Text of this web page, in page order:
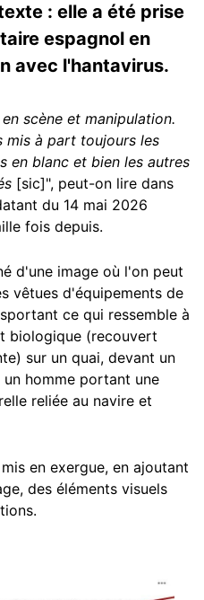
: elle a été prise
espagnol en
avec l'hantavirus.
scène et manipulation.
mis à part toujours les
en blanc et bien les autres
[sic]", peut-on lire dans
du 14 mai 2026
fois depuis.
d'une image où l'on peut
vêtues d'équipements de
ce qui ressemble à
biologique (recouvert
sur un quai, devant un
homme portant une
reliée au navire et
en exergue, en ajoutant
des éléments visuels